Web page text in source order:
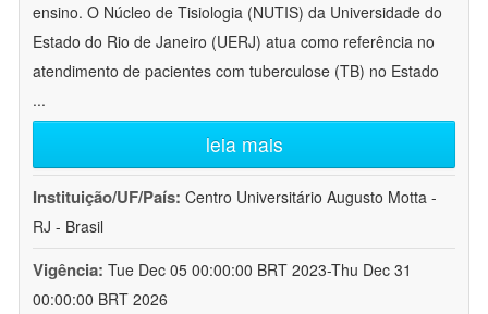
ensino. O Núcleo de Tisiologia (NUTIS) da Universidade do
Estado do Rio de Janeiro (UERJ) atua como referência no
atendimento de pacientes com tuberculose (TB) no Estado
...
leia mais
Instituição/UF/País: Centro Universitário Augusto Motta -
RJ - Brasil
Vigência: Tue Dec 05 00:00:00 BRT 2023-Thu Dec 31
00:00:00 BRT 2026